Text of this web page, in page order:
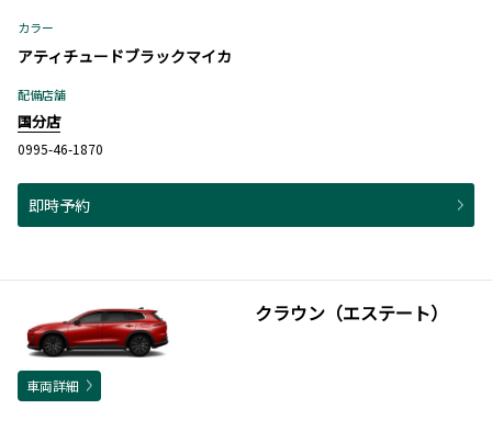
カラー
アティチュードブラックマイカ
配備店舗
国分店
0995-46-1870
即時予約
クラウン（エステート）
車両詳細